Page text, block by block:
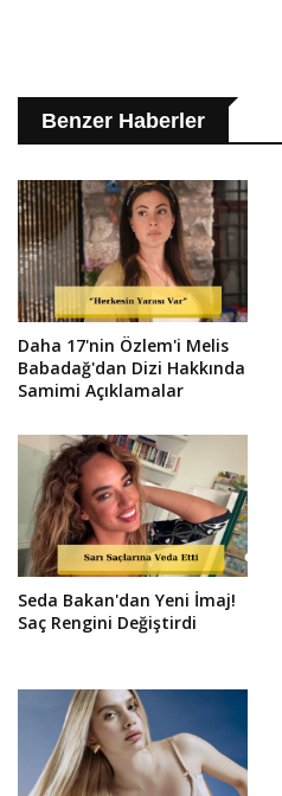
Benzer Haberler
Daha 17'nin Özlem'i Melis
Babadağ'dan Dizi Hakkında
Samimi Açıklamalar
Seda Bakan'dan Yeni İmaj!
Saç Rengini Değiştirdi